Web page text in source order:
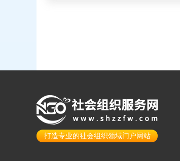
打造专业的社会组织领域门户网站